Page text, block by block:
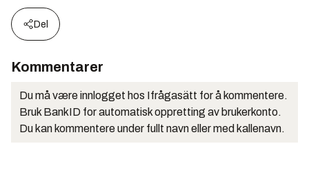
Del
Kommentarer
Du må være innlogget hos Ifrågasätt for å kommentere.
Bruk BankID for automatisk oppretting av brukerkonto.
Du kan kommentere under fullt navn eller med kallenavn.